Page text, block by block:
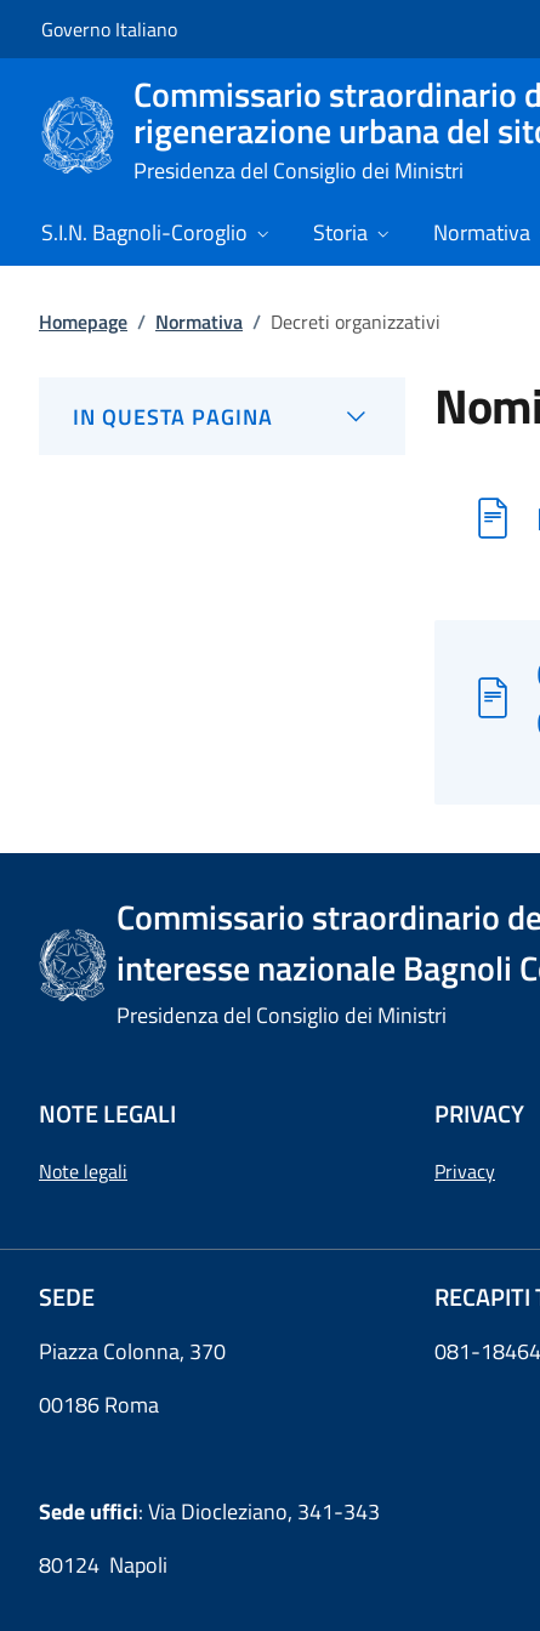
Governo Italiano
Commissario straordinario
rigenerazione urbana del
Presidenza del Consiglio dei Ministri
S.I.N. Bagnoli-Coroglio Storia Normativa
Homepage / Normativa / Decreti organizzativi
IN QUESTA PAGINA
Commissario straordinario
interesse nazionale Bagnoli
Presidenza del Consiglio dei Ministri
NOTE LEGALI
Note legali
PRIVACY
Privacy
SEDE
Piazza Colonna, 370
00186 Roma
Sede uffici: Via Diocleziano, 341-343
80124 Napoli
RECAPITI
081-